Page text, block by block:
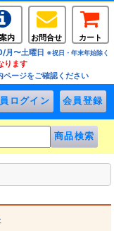
内 お問合せ
カート
月〜土曜日 ※祝日・年末年始除く
ります
ページをご確認ください